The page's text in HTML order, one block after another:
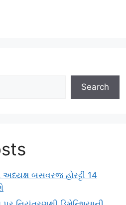
Search
અધ્યક્ષ બસવરજ હોરટ્ટી 14